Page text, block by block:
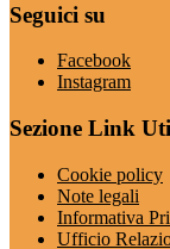
Seguici su
Facebook
Instagram
Sezione Link
Cookie policy
Note legali
Informativa
Ufficio